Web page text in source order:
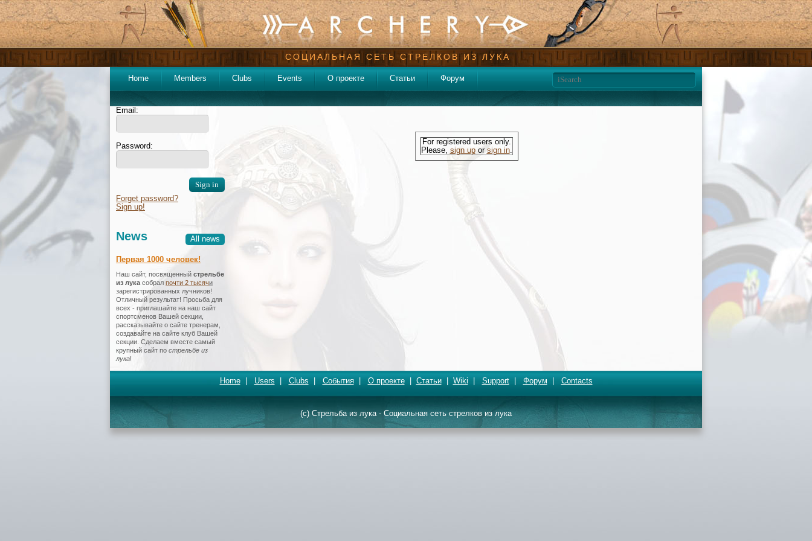
СОЦИАЛЬНАЯ СЕТЬ СТРЕЛКОВ ИЗ ЛУКА
Home Members Clubs Events О проекте Статьи Форум
Email:
Password:
Forget password?
Sign up!
All news
News
Первая 1000 человек!
Наш сайт, посвященный стрельбе
из лука собрал почти 2 тысячи
зарегистрированных лучников!
Отличный результат! Просьба для
всех - приглашайте на наш сайт
спортсменов Вашей секции,
рассказывайте о сайте тренерам,
создавайте на сайте клуб Вашей
секции. Сделаем вместе самый
крупный сайт по стрельбе из
лука!
For registered users only.
Please, sign uporsign in.
Home| Users Clubs События| О проекте| Статьи| Wiki Support| Форум Contacts
(c) Стрельба из лука - Социальная сеть стрелков из лука